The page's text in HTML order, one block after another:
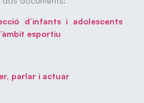
d’infants i adolescents
esportiu
parlar i actuar